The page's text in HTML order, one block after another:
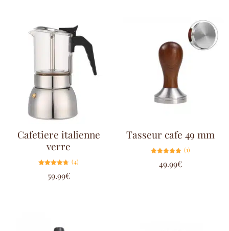
Cafetiere italienne
verre
4.75
sur 5
(4)
59.99€
Tasseur cafe 49 mm
5.00
sur 5
(1)
49.99€